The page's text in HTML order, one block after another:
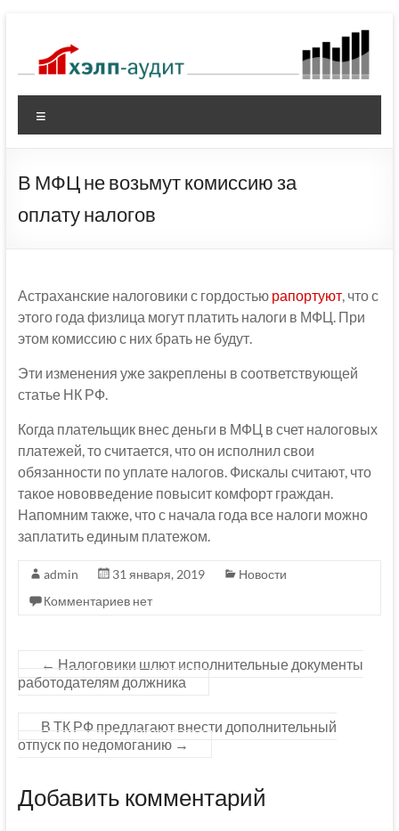
содержимому
В МФЦ не возьмут комиссию за
оплату налогов
Астраханские налоговики с гордостью рапортуют, что с
этого года физлица могут платить налоги в МФЦ. При
этом комиссию с них брать не будут.
Эти изменения уже закреплены в соответствующей
статье НК РФ.
Когда плательщик внес деньги в МФЦ в счет налоговых
платежей, то считается, что он исполнил свои
обязанности по уплате налогов. Фискалы считают, что
такое нововведение повысит комфорт граждан.
Напомним также, что с начала года все налоги можно
заплатить единым платежом.
admin 31 января, 2019
Новости
Комментариев нет
← Налоговики шлют исполнительные документы
работодателям должника
В ТК РФ предлагают внести дополнительный
отпуск по недомоганию →
Добавить комментарий